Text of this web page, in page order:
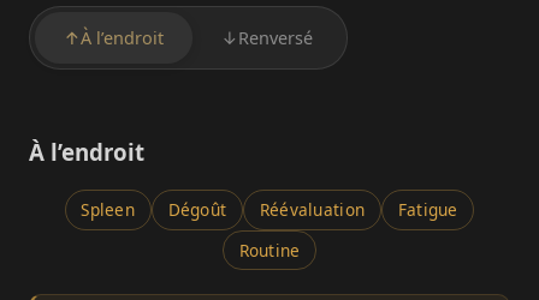
↑À l’endroit ↓ Renversé
À l’endroit
Spleen Dégoût Réévaluation
Fatigue
Routine